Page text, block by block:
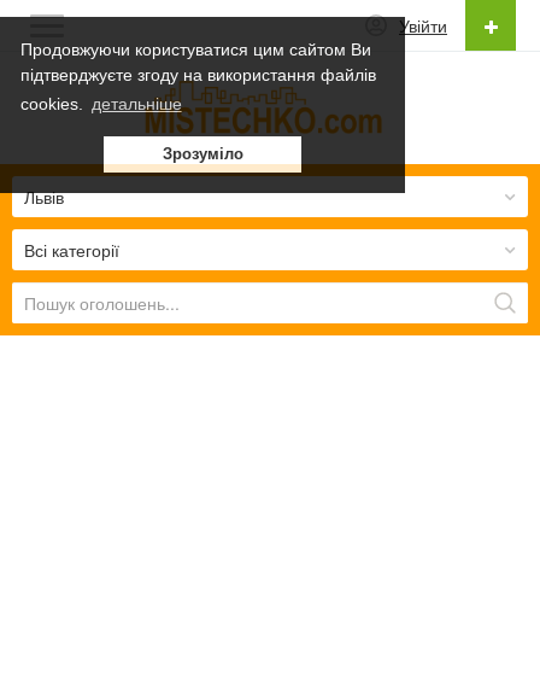
Продовжуючи користуватися цим сайтом Ви
підтверджуєте згоду на використання файлів
cookies.
детальніше
Зрозуміло
Увійти
Українська
Українська
Русский
Всі категорії
Львів